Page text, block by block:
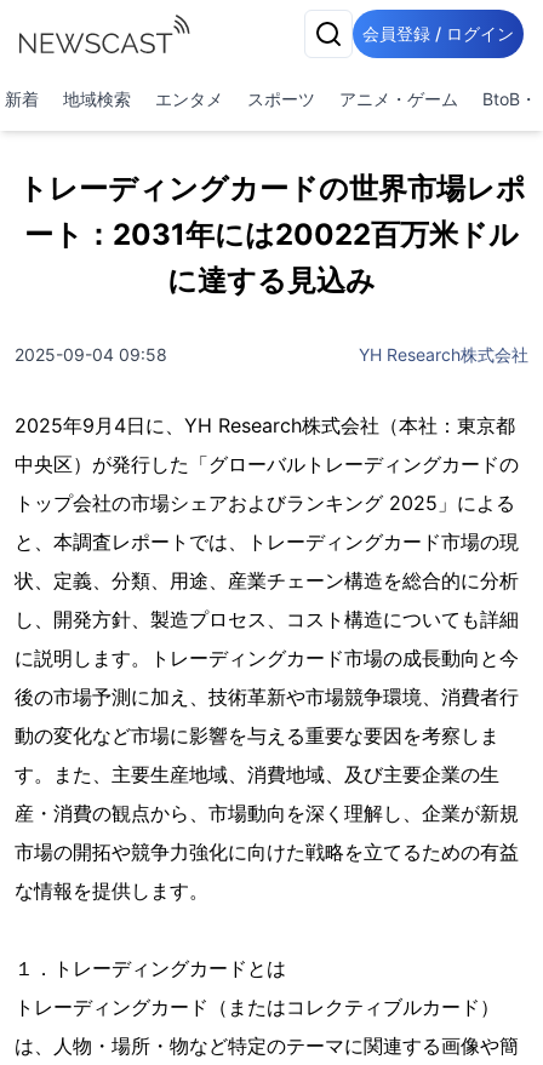
会員登録 / ログイン
新着 地域検索 エンタメ スポーツ アニメ・ゲーム BtoB・
トレーディングカードの世界市場レポ
ート：2031年には20022百万米ドル
に達する見込み
2025-09-04 09:58 YH Research株式会社
2025年9月4日に、YH Research株式会社（本社：東京都
中央区）が発行した「グローバルトレーディングカードの
トップ会社の市場シェアおよびランキング 2025」による
と、本調査レポートでは、トレーディングカード市場の現
状、定義、分類、用途、産業チェーン構造を総合的に分析
し、開発方針、製造プロセス、コスト構造についても詳細
に説明します。トレーディングカード市場の成長動向と今
後の市場予測に加え、技術革新や市場競争環境、消費者行
動の変化など市場に影響を与える重要な要因を考察しま
す。また、主要生産地域、消費地域、及び主要企業の生
産・消費の観点から、市場動向を深く理解し、企業が新規
市場の開拓や競争力強化に向けた戦略を立てるための有益
な情報を提供します。
１．トレーディングカードとは
トレーディングカード（またはコレクティブルカード）
は、人物・場所・物など特定のテーマに関連する画像や簡